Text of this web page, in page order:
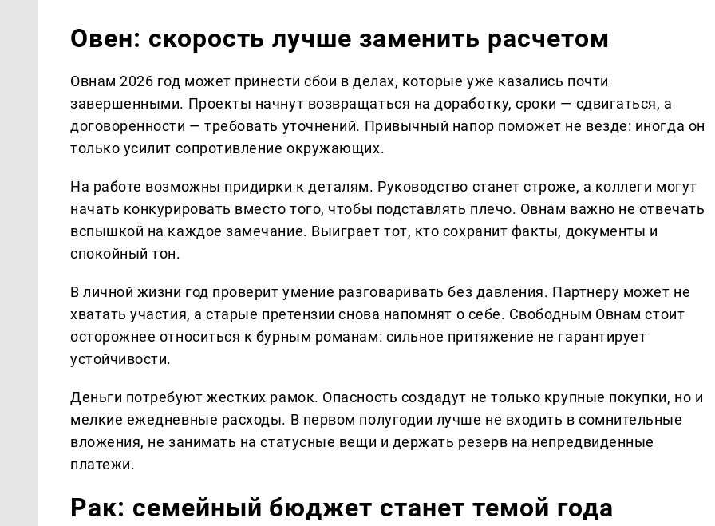
Овен: скорость лучше заменить расчетом
Овнам 2026 год может принести сбои в делах, которые уже казались почти
завершенными. Проекты начнут возвращаться на доработку, сроки — сдвигаться, а
договоренности — требовать уточнений. Привычный напор поможет не везде: иногда он
только усилит сопротивление окружающих.
На работе возможны придирки к деталям. Руководство станет строже, а коллеги могут
начать конкурировать вместо того, чтобы подставлять плечо. Овнам важно не отвечать
вспышкой на каждое замечание. Выиграет тот, кто сохранит факты, документы и
спокойный тон.
В личной жизни год проверит умение разговаривать без давления. Партнеру может не
хватать участия, а старые претензии снова напомнят о себе. Свободным Овнам стоит
осторожнее относиться к бурным романам: сильное притяжение не гарантирует
устойчивости.
Деньги потребуют жестких рамок. Опасность создадут не только крупные покупки, но и
мелкие ежедневные расходы. В первом полугодии лучше не входить в сомнительные
вложения, не занимать на статусные вещи и держать резерв на непредвиденные
платежи.
Рак: семейный бюджет станет темой года